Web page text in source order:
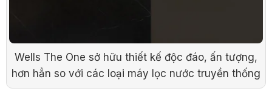
Wells The One sở hữu thiết kế độc đáo, ấn tượng,
hơn hẳn so với các loại máy lọc nước truyền thống